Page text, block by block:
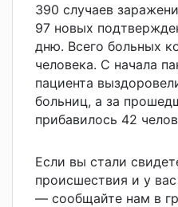
390 случаев
97 новых
дню. Всего больных
человека. С начала
пациента
больниц, а за
прибавилось 42
Если вы стали
происшествия и у
— сообщайте нам в